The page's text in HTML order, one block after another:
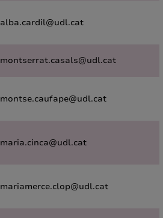
alba.cardil@udl.cat
montserrat.casals@udl.cat
montse.caufape@udl.cat
maria.cinca@udl.cat
mariamerce.clop@udl.cat